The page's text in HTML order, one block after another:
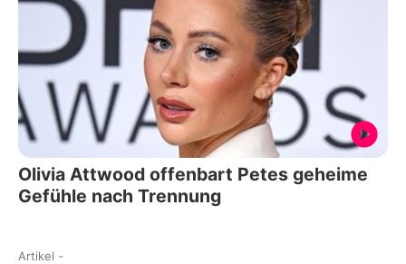
Olivia Attwood offenbart Petes geheime
Gefühle nach Trennung
Artikel -